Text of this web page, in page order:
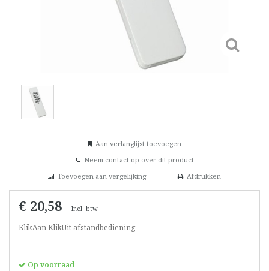
Aan verlanglijst toevoegen
Neem contact op over dit product
Toevoegen aan vergelijking
Afdrukken
€ 20,58 Incl. btw
KlikAan KlikUit afstandbediening
Op voorraad